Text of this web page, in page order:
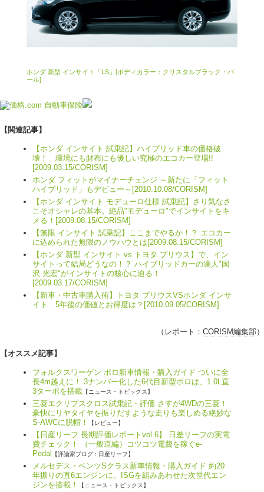
ホンダ 新型 インサイト「LS」[ボディカラー：クリスタルブラック・パ
ール]
【関連記事】
【ホンダ インサイト 試乗記】ハイブリッド車の価格破
壊！ 環境にも財布にも優しい究極のエコカー登場!!
[2009.03.15/CORISM]
ホンダ フィットがマイナーチェンジ ～新たに「フィット
ハイブリッド」もデビュー～[2010.10.08/CORISM]
【ホンダ インサイト モデューロ仕様 試乗記】さり気なさ
こそオシャレの基本。絶品"モデューロ"でインサイトをキ
メる！[2009.08.15/CORISM]
【無限 インサイト 試乗記】ここまでやるか！？ エコカー
に込められた無限のノウハウとは[2009.08.15/CORISM]
【ホンダ 新型 インサイト vs トヨタ プリウス】で、イン
サイトって結局どうなの！？ ハイブリッドカーの達人"国
沢 光宏"がインサイトの核心に迫る！
[2009.03.17/CORISM]
【新車・中古車購入術】トヨタ プリウスVSホンダ インサ
イト 5年後の価値とお得度は？[2010.09.05/CORISM]
（レポート： CORISM編集部）
【オススメ記事】
フォルクスワーゲン ポロ新車情報・購入ガイド ついに全
長4m越えに！ 3ナンバー化した6代目新型ポロは、1.0L直
3ターボを搭載 【ニュース・トピックス】
三菱エクリプスクロス試乗記・評価 さすが4WDの三菱！
豪快にリヤタイヤを振りだすような走りも楽しめる絶妙な
S-AWCに脱帽！
【レビュー】
【日産リーフ 長期評価レポートvol.6】 日差リーフの実電
費チェック！ （一般道編）コツコツ電費を稼ぐe-
Pedal
【評論家ブログ : 日産リーフ】
メルセデス・ベンツSクラス新車情報・購入ガイド 約20
年振りの直6エンジンに、ISGを組みあわせた次世代エン
ジンを搭載！
【ニュース・トピックス】